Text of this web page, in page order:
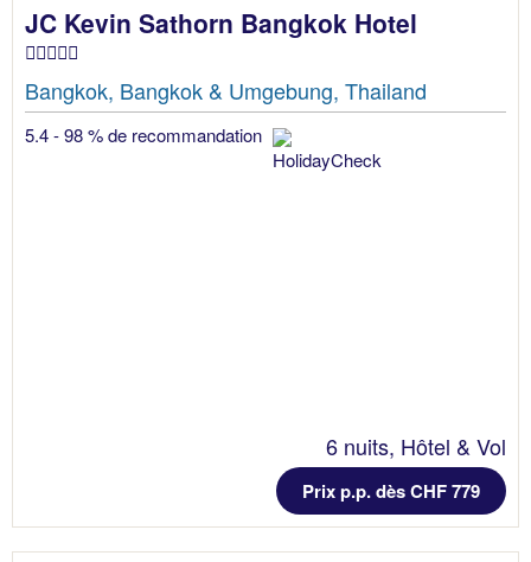
JC Kevin Sathorn Bangkok Hotel
Bangkok, Bangkok & Umgebung, Thailand
5.4 - 98 % de recommandation
6 nuits, Hôtel & Vol
Prix p.p. dès CHF 779